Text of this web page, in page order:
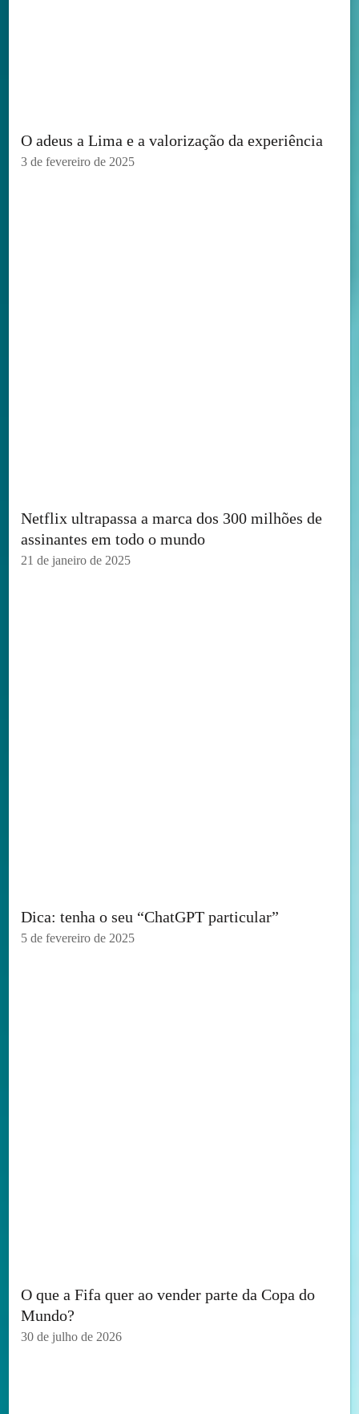
O adeus a Lima e a valorização da experiência
3 de fevereiro de 2025
Netflix ultrapassa a marca dos 300 milhões de
assinantes em todo o mundo
21 de janeiro de 2025
Dica: tenha o seu “ChatGPT particular”
5 de fevereiro de 2025
O que a Fifa quer ao vender parte da Copa do
Mundo?
30 de julho de 2026